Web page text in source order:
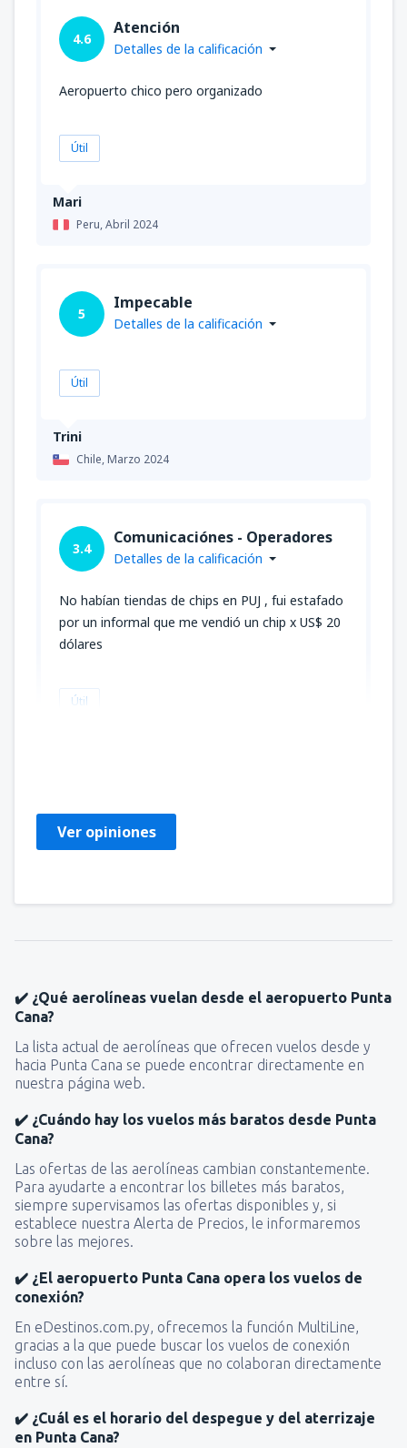
Mari
Peru,Abril 2024
4.6
Atención
Detalles de la calificación
Aeropuerto chico pero organizado
Útil
Trini
Chile,Marzo 2024
5
Impecable
Detalles de la calificación
Útil
3.4
Comunicaciónes - Operadores
Detalles de la calificación
No habían tiendas de chips en PUJ , fui estafado
por un informal que me vendió un chip x US$ 20
dólares
Útil
Ver opiniones
✔️ ¿Qué aerolíneas vuelan desde el aeropuerto Punta
Cana?
La lista actual de aerolíneas que ofrecen vuelos desde y
hacia Punta Cana se puede encontrar directamente en
nuestra página web.
✔️ ¿Cuándo hay los vuelos más baratos desde Punta
Cana?
Las ofertas de las aerolíneas cambian constantemente.
Para ayudarte a encontrar los billetes más baratos,
siempre supervisamos las ofertas disponibles y, si
establece nuestra Alerta de Precios, le informaremos
sobre las mejores.
✔️ ¿El aeropuerto Punta Cana opera los vuelos de
conexión?
En eDestinos.com.py, ofrecemos la función MultiLine,
gracias a la que puede buscar los vuelos de conexión
incluso con las aerolíneas que no colaboran directamente
entre sí.
✔️ ¿Cuál es el horario del despegue y del aterrizaje
en Punta Cana?